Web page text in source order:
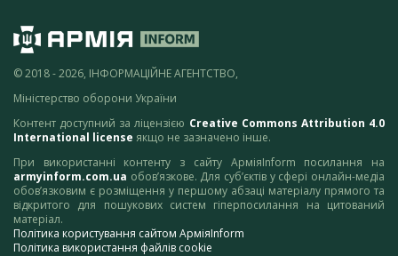
© 2018 - 2026, ІНФОРМАЦІЙНЕ АГЕНТСТВО,
Міністерство оборони України
Контент доступний за ліцензією Creative Commons Attribution 4.0
International license якщо не зазначено інше.
При використанні контенту з сайту АрміяInform посилання на
armyinform.com.ua обов’язкове. Для суб’єктів у сфері онлайн-медіа
обов’язковим є розміщення у першому абзаці матеріалу прямого та
відкритого для пошукових систем гіперпосилання на цитований
матеріал.
Політика користування сайтом АрміяInform
Політика використання файлів cookie